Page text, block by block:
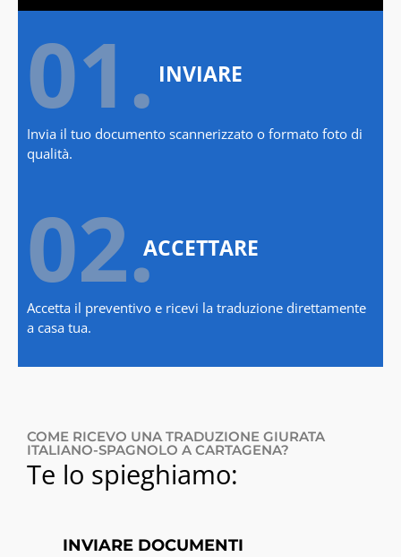
01. INVIARE
Invia il tuo documento scannerizzato o formato foto di
qualità.
02.ACCETTARE
Accetta il preventivo e ricevi la traduzione direttamente
a casa tua.
COME RICEVO UNA TRADUZIONE GIURATA
ITALIANO-SPAGNOLO A CARTAGENA?
Te lo spieghiamo:
INVIARE DOCUMENTI